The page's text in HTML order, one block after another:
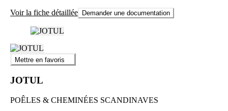
Voir la fiche détaillée Demander une documentation
Mettre en favoris
JOTUL
POÊLES & CHEMINÉES SCANDINAVES